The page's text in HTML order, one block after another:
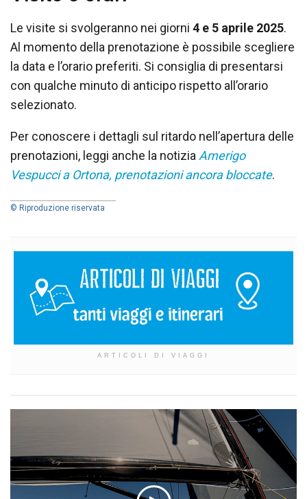
Le visite si svolgeranno nei giorni 4 e 5 aprile 2025.
Al momento della prenotazione è possibile scegliere
la data e l’orario preferiti. Si consiglia di presentarsi
con qualche minuto di anticipo rispetto all’orario
selezionato.
Per conoscere i dettagli sul ritardo nell’apertura delle
prenotazioni, leggi anche la notiziaAmerigo
Vespucci a Ortona, prenotazioni ancora bloccate.
© Riproduzione riservata
ARTICOLI DI VIAGGI